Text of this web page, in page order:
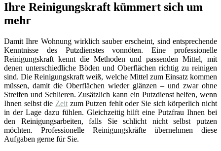
Ihre Reinigungskraft kümmert sich um
mehr
Damit Ihre Wohnung wirklich sauber erscheint, sind entsprechende
Kenntnisse des Putzdienstes vonnöten. Eine professionelle
Reinigungskraft kennt die Methoden und passenden Mittel, mit
denen unterschiedliche Böden und Oberflächen richtig zu reinigen
sind. Die Reinigungskraft weiß, welche Mittel zum Einsatz kommen
müssen, damit die Oberflächen wieder glänzen – und zwar ohne
Streifen und Schlieren. Zusätzlich kann ein Putzdienst helfen, wenn
Ihnen selbst die Zeitzum Putzen fehlt oder Sie sich körperlich nicht
in der Lage dazu fühlen. Gleichzeitig hilft eine Putzfrau Ihnen bei
den Reinigungsarbeiten, falls Sie schlicht nicht selbst putzen
möchten. Professionelle Reinigungskräfte übernehmen diese
Aufgaben gerne für Sie.